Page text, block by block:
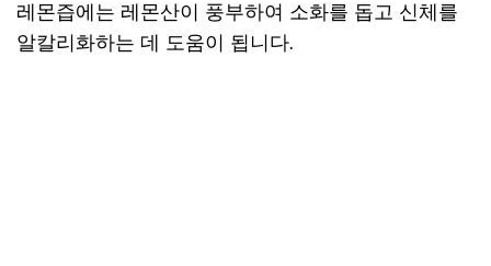
레몬즙에는 레몬산이 풍부하여 소화를 돕고 신체를
알칼리화하는 데 도움이 됩니다.